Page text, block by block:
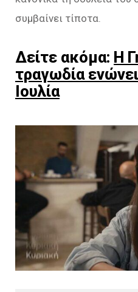
συμβαίνει τίποτα.
Δείτε ακόμα: Η
τραγωδία
Ιουλία